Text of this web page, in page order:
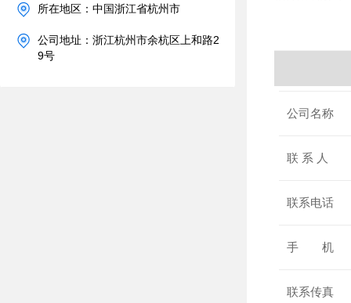
所在地区：中国浙江省杭州市
公司地址：浙江杭州市余杭区上和路2
9号
公司名称
联 系 人
联系电话
手 机
联系传真